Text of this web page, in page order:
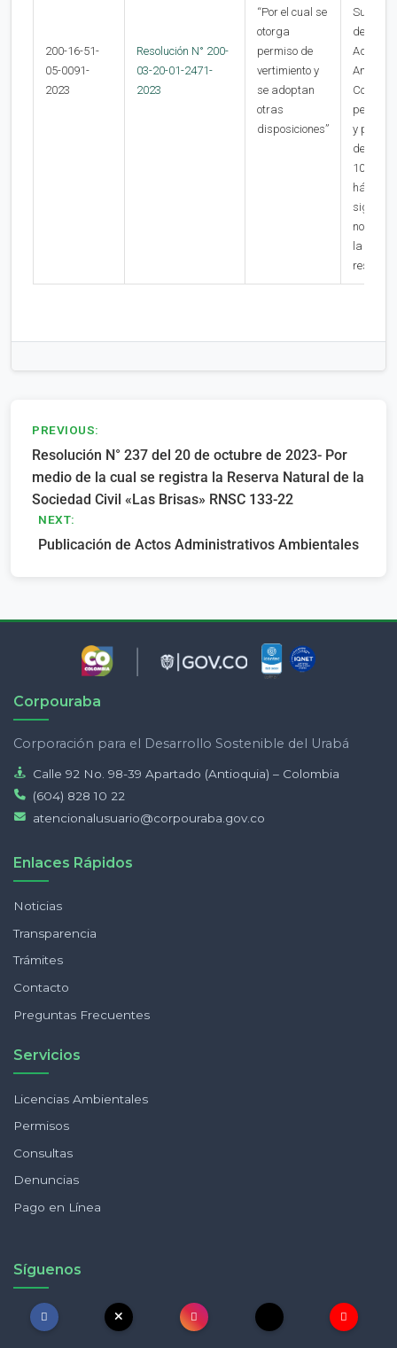
200-16-51-
05-0091-
2023
Resolución N° 200-
03-20-01-2471-
2023
“Por el cual se
otorga
permiso de
vertimiento y
se adoptan
otras
disposiciones”
de
y por
dentro
10 días
hábiles
la
Navegación
de
entradas
PREVIOUS:
Resolución N° 237 del 20 de octubre de 2023- Por
medio de la cual se registra la Reserva Natural de la
Sociedad Civil «Las Brisas» RNSC 133-22
NEXT:
Publicación de Actos Administrativos Ambientales
Corpouraba
Corporación para el Desarrollo Sostenible del Urabá
Calle 92 No. 98-39 Apartado (Antioquia) – Colombia
(604) 828 10 22
atencionalusuario@corpouraba.gov.co
Enlaces Rápidos
Noticias
Transparencia
Trámites
Contacto
Preguntas Frecuentes
Servicios
Licencias Ambientales
Permisos
Consultas
Denuncias
Pago en Línea
Síguenos